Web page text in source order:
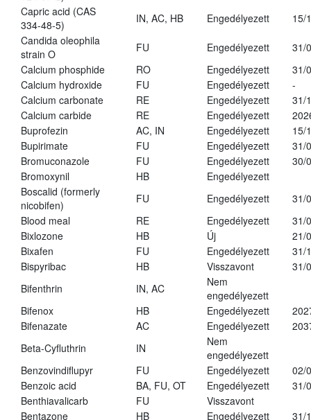
Capric acid (CAS
334-48-5)
IN, AC, HB Engedélyezett
15/
Candida oleophila
strain O
FU Engedélyezett
31/
Calcium phosphide
RO Engedélyezett
31/
Calcium hydroxide
FU Engedélyezett
-
Calcium carbonate
RE Engedélyezett
31/
Calcium carbide
RE Engedélyezett
Buprofezin
AC, IN Engedélyezett
15/
Bupirimate
FU Engedélyezett
31/
Bromuconazole
FU Engedélyezett
30/
Bromoxynil
HB
Engedélyezett
Boscalid (formerly
nicobifen)
FU Engedélyezett
31/
Blood meal
RE Engedélyezett
31/
Bixlozone
HB Új
21/
Bixafen
FU Engedélyezett
31/
Bispyribac
HB Visszavont
31/
Bifenthrin
IN, AC
Nem
engedélyezett
Bifenox
HB Engedélyezett
Bifenazate
AC Engedélyezett
Beta-Cyfluthrin
IN
Nem
engedélyezett
Benzovindiflupyr
FU Engedélyezett
02/
Benzoic acid
BA, FU, OT Engedélyezett
31/
Benthiavalicarb
FU
Visszavont
Bentazone
HB Engedélyezett 31/